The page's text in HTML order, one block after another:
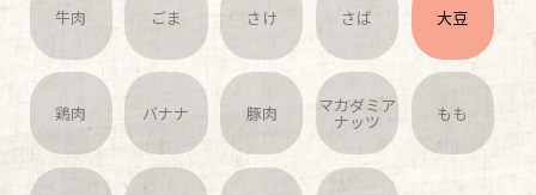
牛肉 ごま さけ さば 大豆
鶏肉 バナナ 豚肉 マカダミア
ナッツ もも